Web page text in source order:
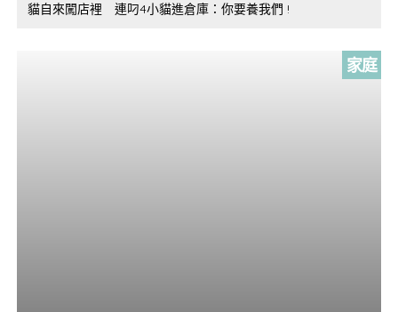
貓自來闖店裡 連叼4小貓進倉庫：你要養我們 !
家庭